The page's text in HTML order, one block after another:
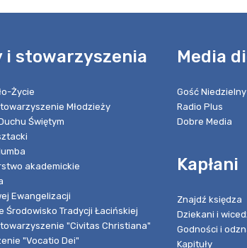
i stowarzyszenia
Życie
Młodzieży
Świętym
akademickie
Ewangelizacji
Środowisko Tradycji Łacińskiej
"Civitas Christiana"
"Vocatio Dei"
Media
Gość Niedzielny
Radio Plus
Dobre Media
Kapłani
Znajdź księdza
Dziekani i
Godności i
Kapituły